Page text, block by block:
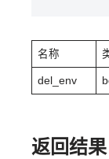
名称
del_env
返回结果